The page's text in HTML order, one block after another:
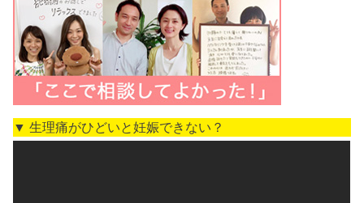
▼ 生理痛がひどいと妊娠できない？